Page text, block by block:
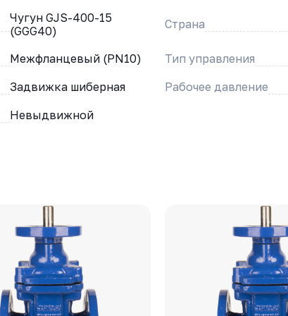
Чугун GJS-400-15
(GGG40)
Страна
Межфланцевый (PN10) Тип управления
Задвижка шиберная
Рабочее давление
Невыдвижной